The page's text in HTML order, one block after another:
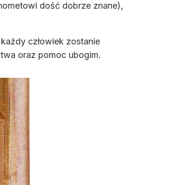
dość dobrze znane),
człowiek zostanie
oraz pomoc ubogim.